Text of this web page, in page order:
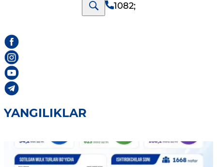
1082;
YANGILIKLAR